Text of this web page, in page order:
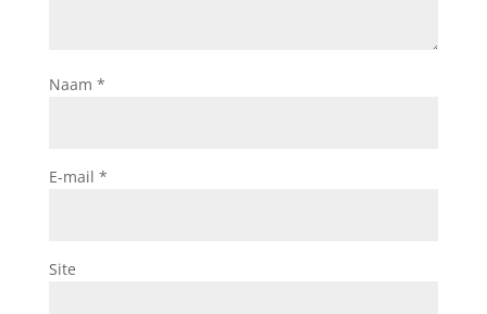
Naam *
E-mail *
Site